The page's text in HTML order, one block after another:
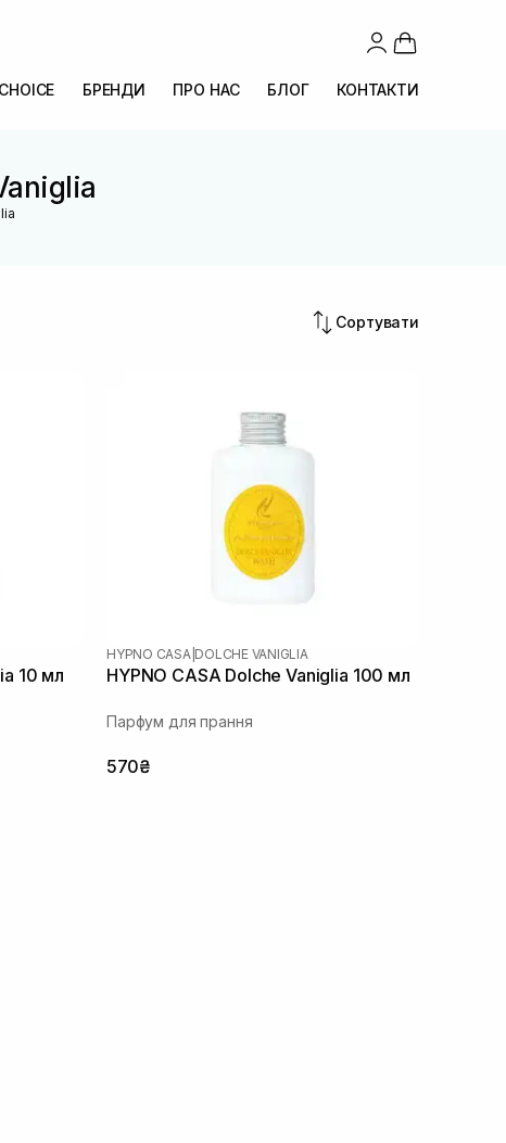
БРЕНДИ ПРО НАС БЛОГ КОНТАКТИ
Сортувати
10 мл
HYPNO CASA DOLCHE VANIGLIA
HYPNO CASA Dolche Vaniglia 100 мл
Парфум для прання
570₴